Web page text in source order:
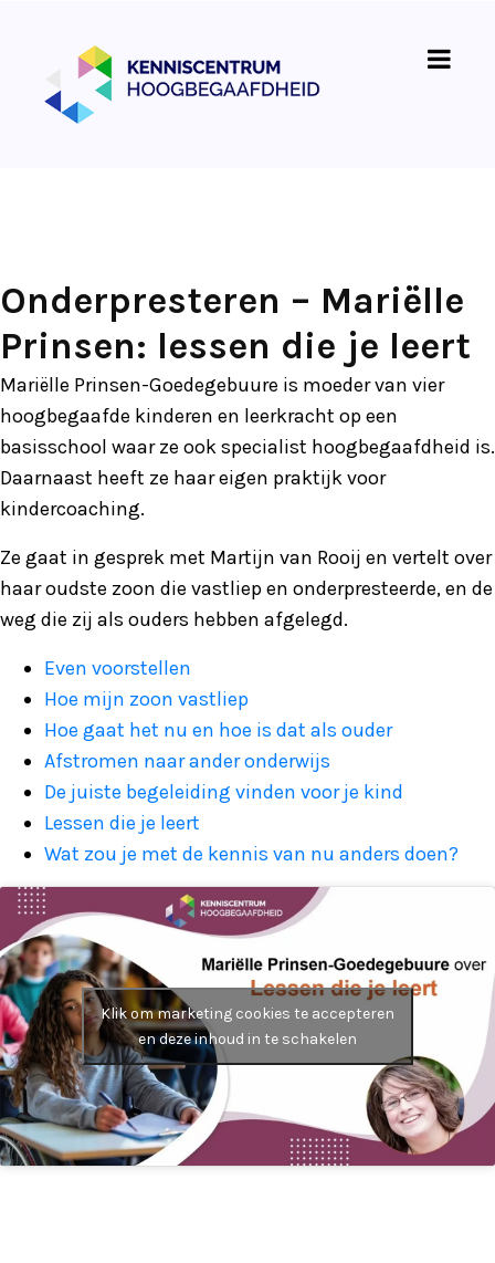
Onderpresteren – Mariëlle
Prinsen: lessen die je leert
Mariëlle Prinsen-Goedegebuure is moeder van vier
hoogbegaafde kinderen en leerkracht op een
basisschool waar ze ook specialist hoogbegaafdheid is.
Daarnaast heeft ze haar eigen praktijk voor
kindercoaching.
Ze gaat in gesprek met Martijn van Rooij en vertelt over
haar oudste zoon die vastliep en onderpresteerde, en de
weg die zij als ouders hebben afgelegd.
Even voorstellen
Hoe mijn zoon vastliep
Hoe gaat het nu en hoe is dat als ouder
Afstromen naar ander onderwijs
De juiste begeleiding vinden voor je kind
Lessen die je leert
Wat zou je met de kennis van nu anders doen?
Klik om marketing cookies te accepteren
en deze inhoud in te schakelen